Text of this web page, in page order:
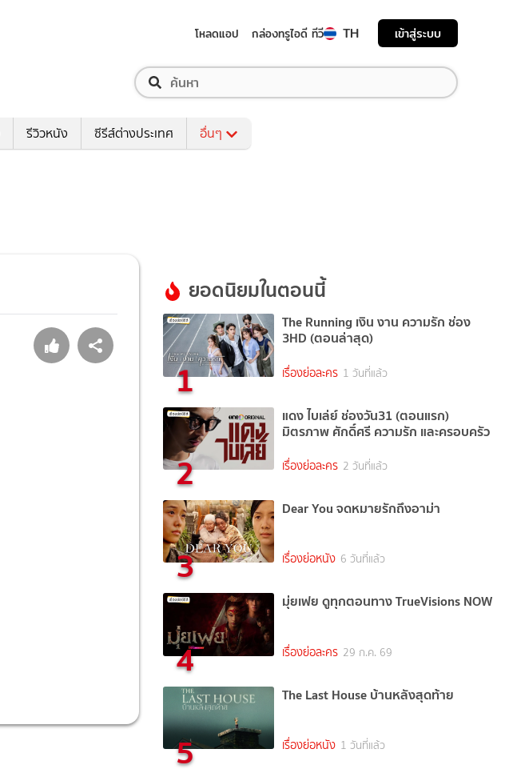
โหลดแอป กล่องทรูไอดี ทีวี TH เข้าสู่ระบบ
รีวิวหนัง ซีรีส์ต่างประเทศ อื่นๆ
ยอดนิยมในตอนนี้
1
The Running เงิน งาน ความรัก ช่อง
3HD (ตอนล่าสุด)
เรื่องย่อละคร 1 วันที่แล้ว
2
แดง ไบเล่ย์ ช่องวัน31 (ตอนแรก)
มิตรภาพ ศักดิ์ศรี ความรัก และครอบครัว
เรื่องย่อละคร 2 วันที่แล้ว
3
Dear You จดหมายรักถึงอาม่า
เรื่องย่อหนัง 6 วันที่แล้ว
4
มุ่ยเฟย ดูทุกตอนทาง TrueVisions NOW
เรื่องย่อละคร 29 ก.ค. 69
5
The Last House บ้านหลังสุดท้าย
เรื่องย่อหนัง 1 วันที่แล้ว